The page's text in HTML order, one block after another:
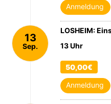
Anmeldung
13
Sep.
2026
LOSHEIM:
13 Uhr
50,00€
Anmeldung